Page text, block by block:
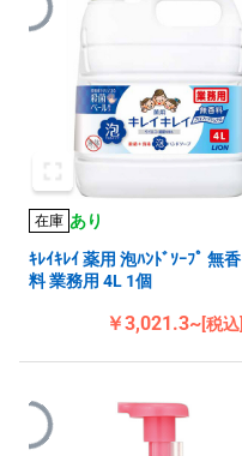
在庫 あり
ｷﾚｲｷﾚｲ 薬用 泡ﾊﾝﾄﾞｿｰﾌﾟ 無香
料 業務用 4L 1個
￥3,021.3~[税込]